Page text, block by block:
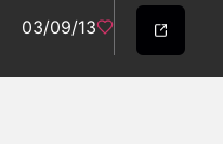
03/09/13